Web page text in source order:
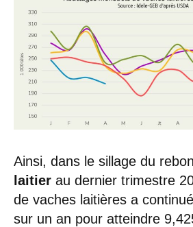
Ainsi, dans le sillage du
laitier au dernier trimestre
de vaches laitières a
sur un an pour atteindre